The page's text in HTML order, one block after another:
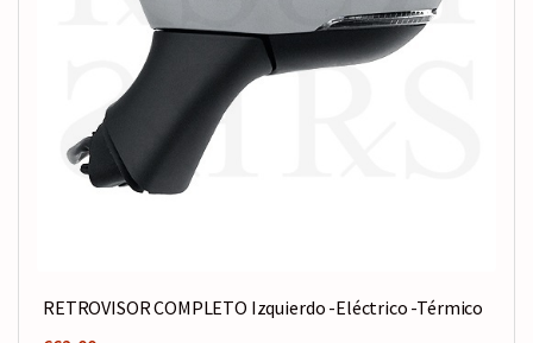
RETROVISOR COMPLETO Izquierdo -Eléctrico -Térmico